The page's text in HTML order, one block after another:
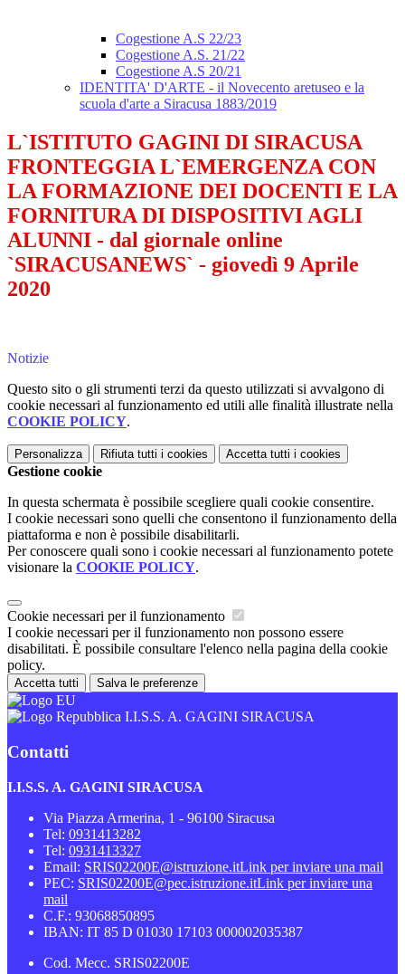
Cogestione A.S 22/23
Cogestione A.S. 21/22
Cogestione A.S 20/21
IDENTITA' D'ARTE - il Novecento aretuseo e la
scuola d'arte a Siracusa 1883/2019
L`ISTITUTO GAGINI DI SIRACUSA
FRONTEGGIA L`EMERGENZA CON
LA FORMAZIONE DEI DOCENTI E LA
FORNITURA DI DISPOSITIVI AGLI
ALUNNI - dal giornale online
`SIRACUSANEWS` - giovedì 9 Aprile
2020
Notizie
Questo sito o gli strumenti terzi da questo utilizzati si avvalgono di
cookie necessari al funzionamento ed utili alle finalità illustrate nella
COOKIE POLICY.
Personalizza Rifiuta tutti i cookies Accetta tutti i cookies
Gestione cookie
In questa schermata è possibile scegliere quali cookie consentire.
I cookie necessari sono quelli che consentono il funzionamento della
piattaforma e non è possibile disabilitarli.
Per conoscere quali sono i cookie necessari al funzionamento potete
visionare la COOKIE POLICY.
Cookie necessari per il funzionamento
I cookie necessari per il funzionamento non possono essere
disabilitati. È possibile consultare l'elenco nella pagina della cookie
policy.
Accetta tutti Salva le preferenze
I.I.S.S. A. GAGINI SIRACUSA
Contatti
I.I.S.S. A. GAGINI SIRACUSA
Via Piazza Armerina, 1 - 96100 Siracusa
Tel: 0931413282
Tel: 0931413327
Email: SRIS02200E@istruzione.itLink per inviare una mail
PEC: SRIS02200E@pec.istruzione.itLink per inviare una
mail
C.F.: 93068850895
IBAN: IT 85 D 01030 17103 000002035387
Cod. Mecc. SRIS02200E